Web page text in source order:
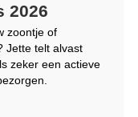
2026
zoontje of
Jette telt alvast
zeker een actieve